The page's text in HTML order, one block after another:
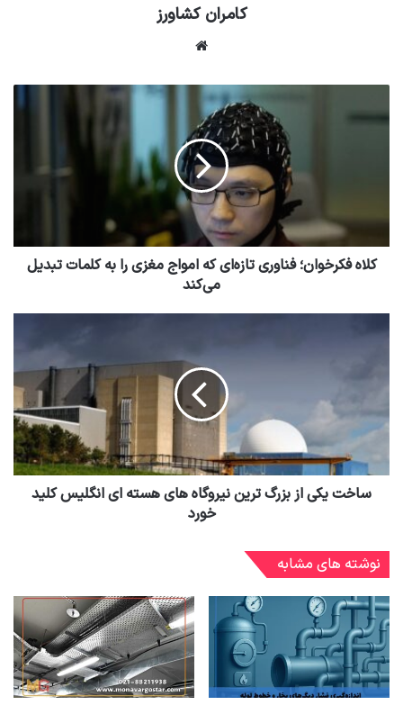
کامران کشاورز
کلاه فکرخوان؛ فناوری تازه‌ای که امواج مغزی را به کلمات تبدیل
می‌کند
ساخت یکی از بزرگ ترین نیروگاه های هسته ای انگلیس کلید
خورد
نوشته های مشابه